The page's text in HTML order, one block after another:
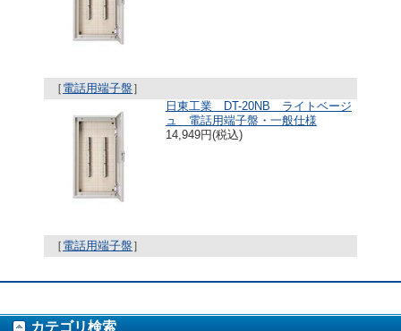
［ 電話用端子盤］
日東工業 DT-20NB ライトベージ
ュ 電話用端子盤・一般仕様
14,949円(税込)
［ 電話用端子盤］
カテゴリ検索